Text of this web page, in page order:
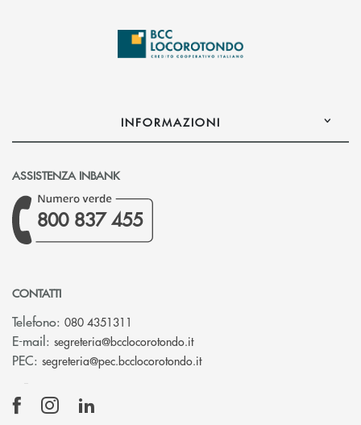
INFORMAZIONI
ASSISTENZA INBANK
800 837 455
CONTATTI
Telefono: 080 4351311
E-mail: segreteria@bcclocorotondo.it(si apre l’app di posta
PEC: segreteria@pec.bcclocorotondo.it(si apre l’app di posta